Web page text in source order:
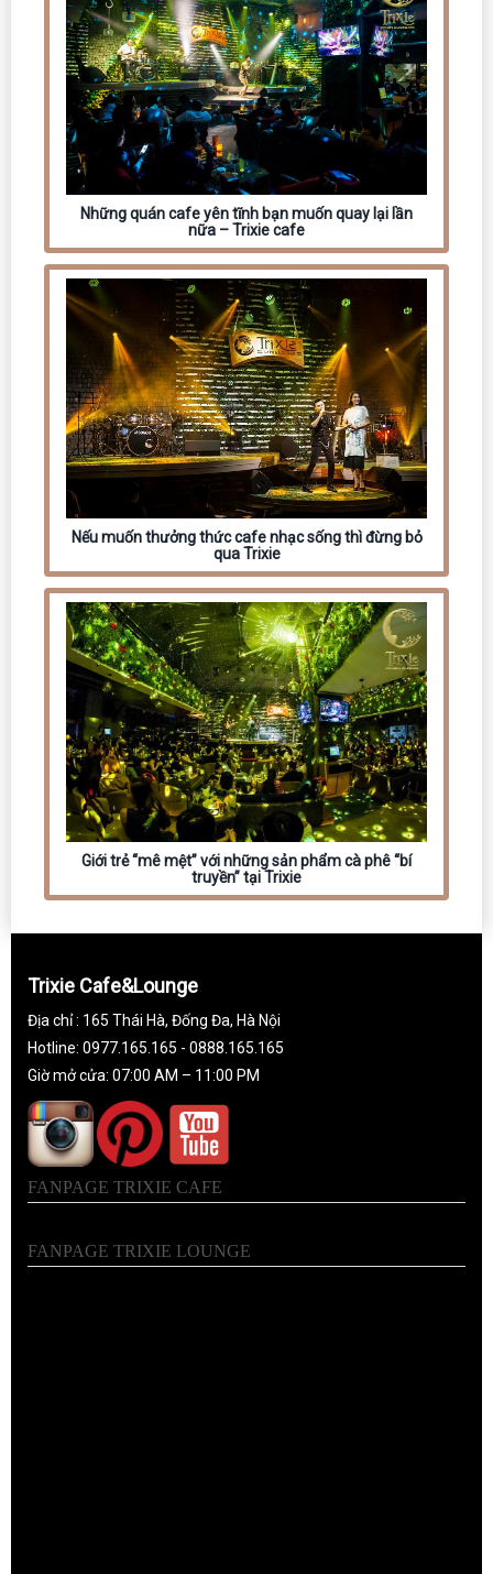
Những quán cafe yên tĩnh bạn muốn quay lại lần
nữa – Trixie cafe
Nếu muốn thưởng thức cafe nhạc sống thì đừng bỏ
qua Trixie
Giới trẻ “mê mệt” với những sản phẩm cà phê “bí
truyền” tại Trixie
Trixie Cafe&Lounge
Địa chỉ : 165 Thái Hà, Đống Đa, Hà Nội
Hotline: 0977.165.165 - 0888.165.165
Giờ mở cửa: 07:00 AM – 11:00 PM
FANPAGE TRIXIE CAFE
FANPAGE TRIXIE LOUNGE